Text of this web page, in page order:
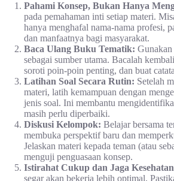
Pahami Konsep, Bukan Hanya
pada pemahaman inti setiap materi.
hanya menghafal nama-nama profesi,
dan manfaatnya bagi masyarakat.
Baca Ulang Buku Tematik:
sebagai sumber utama. Bacalah
soroti poin-poin penting, dan buat
Latihan Soal Secara Rutin: Setelah
materi, latih kemampuan dengan
jenis soal. Ini membantu
masih perlu diperbaiki.
Diskusi Kelompok: Belajar bersama
membuka perspektif baru dan
Jelaskan materi kepada teman (atau
menguji penguasaan konsep.
Istirahat Cukup dan Jaga
segar akan bekerja lebih optimal.